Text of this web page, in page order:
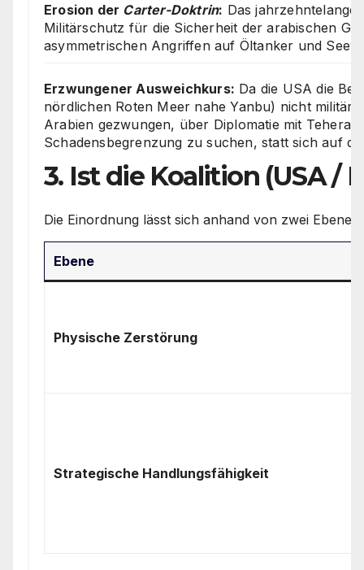
Erosion der Carter-Doktrin: Das
Militärschutz für die Sicherheit der arabischen
asymmetrischen Angriffen auf Öltanker und
Erzwungener Ausweichkurs: Da die USA die
nördlichen Roten Meer nahe Yanbu) nicht
Arabien gezwungen, über Diplomatie mit
Schadensbegrenzung zu suchen, statt sich auf
3. Ist die Koalition (USA /
Die Einordnung lässt sich anhand von zwei
Ebene
Physische Zerstörung
Strategische Handlungsfähigkeit